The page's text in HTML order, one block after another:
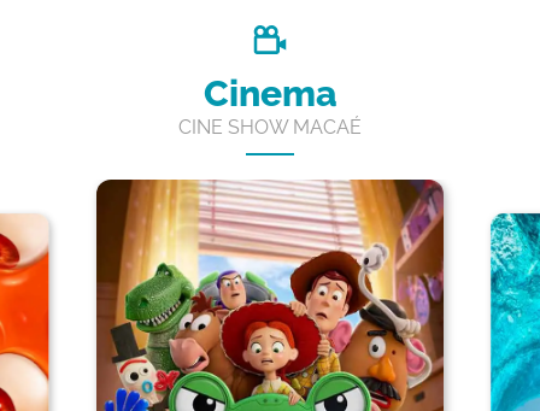
Cinema
CINE SHOW MACAÉ